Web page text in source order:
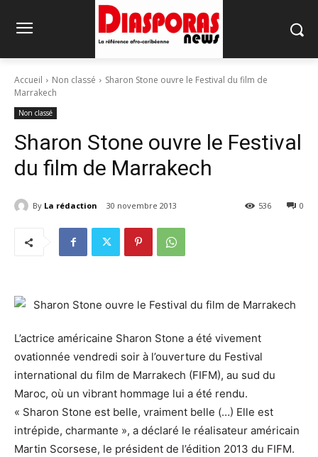
Accueil Non classé
Sharon Stone ouvre le Festival du film de
Marrakech
Non classé
Sharon Stone ouvre le Festival
du film de Marrakech
By La rédaction 30 novembre 2013 0
536
L’actrice américaine Sharon Stone a été vivement
ovationnée vendredi soir à l’ouverture du Festival
international du film de Marrakech (FIFM), au sud du
Maroc, où un vibrant hommage lui a été rendu.
« Sharon Stone est belle, vraiment belle (…) Elle est
intrépide, charmante », a déclaré le réalisateur américain
Martin Scorsese, le président de l’édition 2013 du FIFM.